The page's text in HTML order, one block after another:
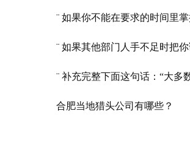
¨ 如果你不能在要求的时间里
¨ 如果其他部门人手不足时把
¨ 补充完整下面这句话：“大多
合肥当地猎头公司有哪些？